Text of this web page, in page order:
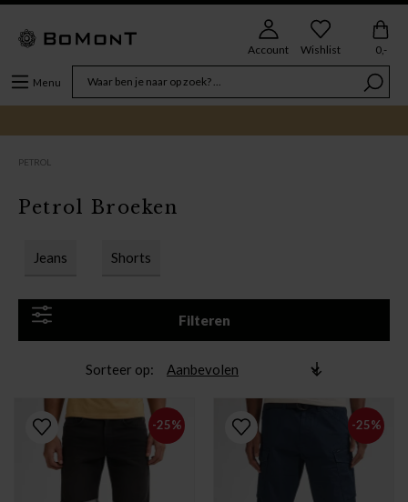
Menu
Account Wishlist 0,-
PETROL
Jeans Shorts
Filteren
Petrol Broeken
Sorteer op
-25% -25%